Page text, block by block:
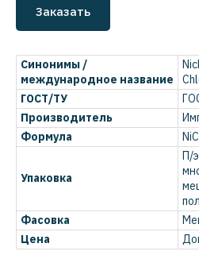
Заказать
Синонимы /
международное название
ГОСТ/ТУ
Производитель
Формула
Упаковка
П/
Фасовка
Цена